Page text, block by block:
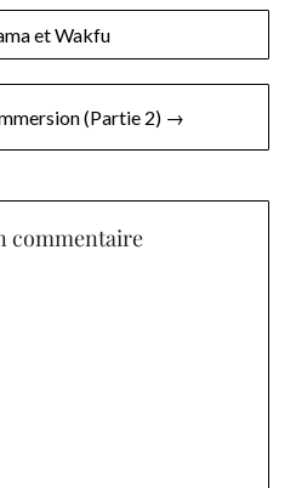
et Wakfu
(Partie 2) →
commentaire